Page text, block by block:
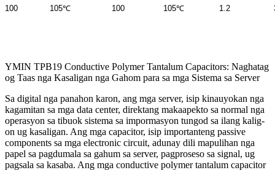
100
105℃ 100 105℃ 1.2
YMIN TPB19 Conductive Polymer Tantalum Capacitors: Naghatag
og Taas nga Kasaligan nga Gahom para sa mga Sistema sa Server
Sa digital nga panahon karon, ang mga server, isip kinauyokan nga
kagamitan sa mga data center, direktang makaapekto sa normal nga
operasyon sa tibuok sistema sa impormasyon tungod sa ilang kalig-
on ug kasaligan. Ang mga capacitor, isip importanteng passive
components sa mga electronic circuit, adunay dili mapulihan nga
papel sa pagdumala sa gahum sa server, pagproseso sa signal, ug
pagsala sa kasaba. Ang mga conductive polymer tantalum capacitor